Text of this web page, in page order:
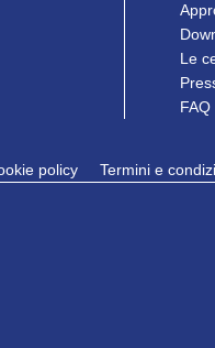
Le
FAQ
policy Termini e